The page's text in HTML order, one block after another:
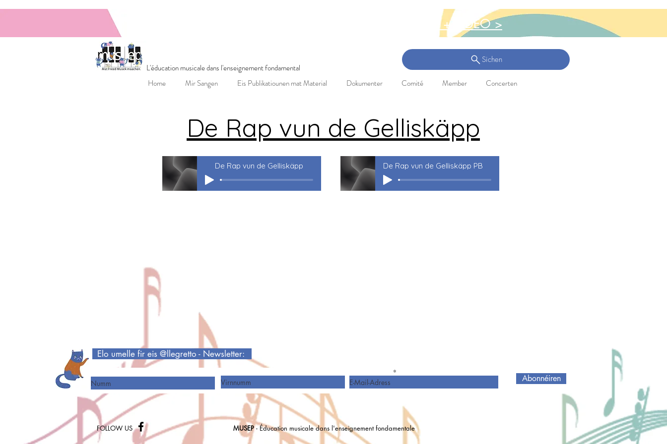
MUSEPGruppen-Concert: 3. Mee 2025 Réckbléck + VIDEO >
L'éducation musicale dans l'enseignement fondamental
Home
Mir Sangen Eis Publikatiounen mat Material Dokumenter Comité Member Concerten
Sichen
De Rap vun de Gelliskäpp
De Rap vun de Gelliskäpp De Rap vun de Gelliskäpp PB
Elo umelle fir eis @llegretto - Newsletter:
Abonnéiren
FOLLOW US MUSEP- Éducation musicale dans l'enseignement fondamentale